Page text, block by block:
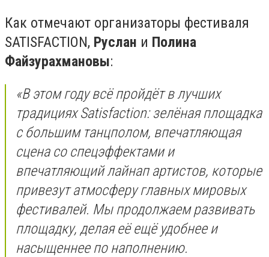
Как отмечают организаторы фестиваля
SATISFACTION, Руслан и Полина
Файзурахмановы:
«В этом году всё пройдёт в лучших
традициях Satisfaction: зелёная площадка
с большим танцполом, впечатляющая
сцена со спецэффектами и
впечатляющий лайнап артистов, которые
привезут атмосферу главных мировых
фестивалей. Мы продолжаем развивать
площадку, делая её ещё удобнее и
насыщеннее по наполнению.